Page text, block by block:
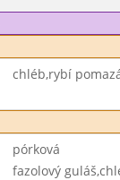
chléb,rybí
pórková
fazolový